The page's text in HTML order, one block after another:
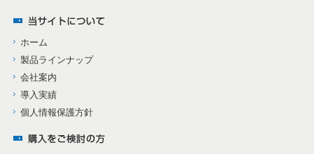
ホーム
製品ラインナップ
会社案内
導入実績
個人情報保護方針